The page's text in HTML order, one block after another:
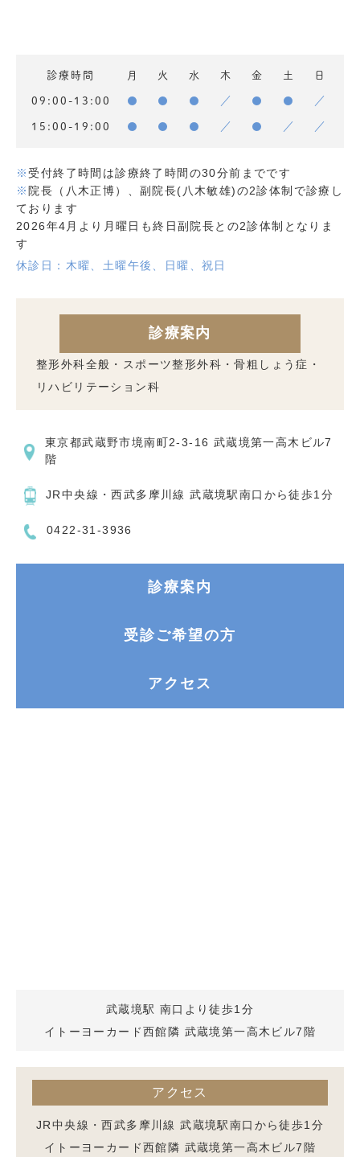
診療時間 月 火 水 木 金 土 日
09:00-13:00 ● ● ● ／ ● ● ／
15:00-19:00 ● ● ● ／ ● ／ ／
※受付終了時間は診療終了時間の30分前までです
※院長（八木正博）、副院長(八木敏雄)の2診体制で診療し
ております
2026年4月より月曜日も終日副院長との2診体制となりま
す
休診日：木曜、土曜午後、日曜、祝日
整形外科全般・スポーツ整形外科・骨粗しょう症・
リハビリテーション科
東京都武蔵野市境南町2-3-16 武蔵境第一高木ビル7
階
JR中央線・西武多摩川線 武蔵境駅南口から徒歩1分
0422-31-3936
診療案内
受診ご希望の方
アクセス
武蔵境駅 南口より徒歩1分
イトーヨーカード西館隣 武蔵境第一高木ビル7階
アクセス
JR中央線・西武多摩川線 武蔵境駅南口から徒歩1分
イトーヨーカード西館隣 武蔵境第一高木ビル7階